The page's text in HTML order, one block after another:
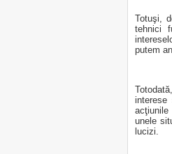
Totuşi,
tehnici
putem
unele
lucizi.